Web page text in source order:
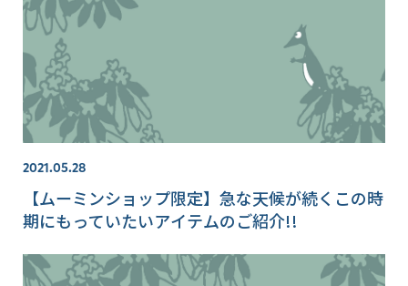
2021.05.28
【ムーミンショップ限定】急な天候が続くこの時
期にもっていたいアイテムのご紹介!!